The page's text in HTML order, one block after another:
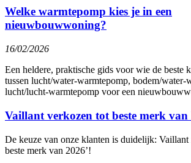
Welke warmtepomp kies je in een
nieuwbouwwoning?
16/02/2026
Een heldere, praktische gids voor wie de beste
tussen lucht/water-warmtepomp, bodem/water-
lucht/lucht-warmtepomp voor een
Vaillant verkozen tot beste merk
De keuze van onze klanten is duidelijk: Vaillant
beste merk van 2026’!